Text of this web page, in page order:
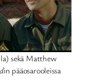
sekä Matthew
in pääosarooleissa